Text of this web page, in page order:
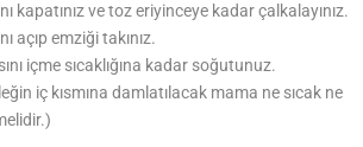
kapatınız ve toz eriyinceye kadar çalkalayınız.
açıp emziği takınız.
içme sıcaklığına kadar soğutunuz.
iç kısmına damlatılacak mama ne sıcak ne